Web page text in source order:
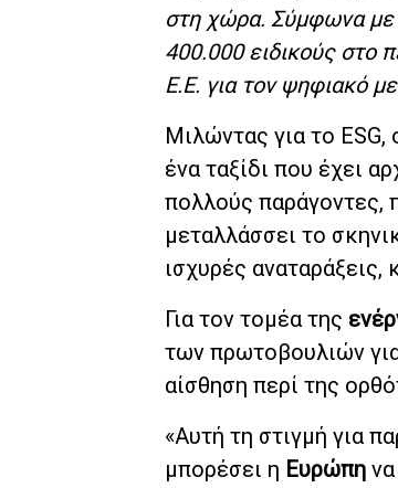
στη χώρα. Σύμφωνα με
400.000 ειδικούς στο
Ε.Ε. για τον ψηφιακό
Μιλώντας για το ESG,
ένα ταξίδι που έχει
πολλούς παράγοντες,
μεταλλάσσει το
ισχυρές αναταράξεις,
Για τον τομέα της
των πρωτοβουλιών
αίσθηση περί της
«Αυτή τη στιγμή για
μπορέσει η Ευρώπη